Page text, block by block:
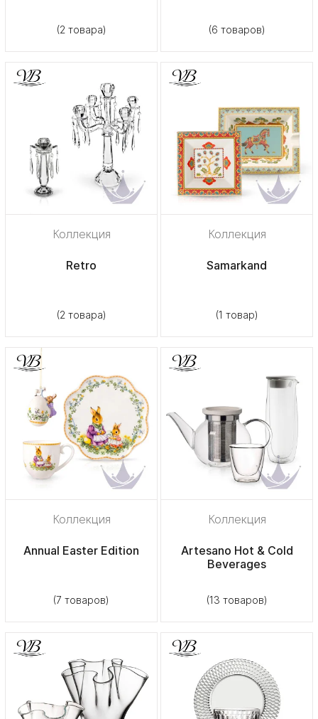
(2 товара) (6 товаров)
Коллекция
Retro
(2 товара)
Коллекция
Samarkand
(1 товар)
Коллекция
Annual Easter Edition
(7 товаров)
Коллекция
Artesano Hot & Cold
Beverages
(13 товаров)